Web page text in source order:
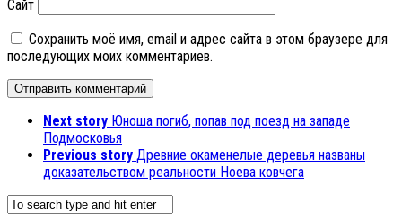
Сайт
Сохранить моё имя, email и адрес сайта в этом браузере для
последующих моих комментариев.
Next story Юноша погиб, попав под поезд на западе
Подмосковья
Previous story Древние окаменелые деревья названы
доказательством реальности Ноева ковчега